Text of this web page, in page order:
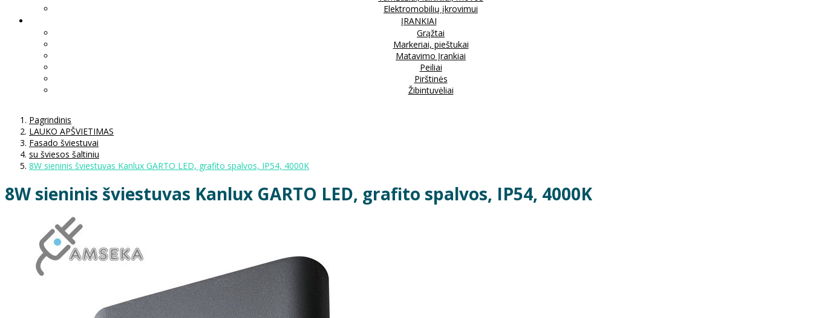
Elektromobilių įkrovimui
ĮRANKIAI
Grąžtai
Markeriai, pieštukai
Matavimo Įrankiai
Peiliai
Pirštinės
Žibintuvėliai
Pagrindinis
LAUKO APŠVIETIMAS
Fasado šviestuvai
su šviesos šaltiniu
8W sieninis šviestuvas Kanlux GARTO LED, grafito spalvos, IP54, 4000K
8W sieninis šviestuvas Kanlux GARTO LED, grafito spalvos, IP54, 4000K